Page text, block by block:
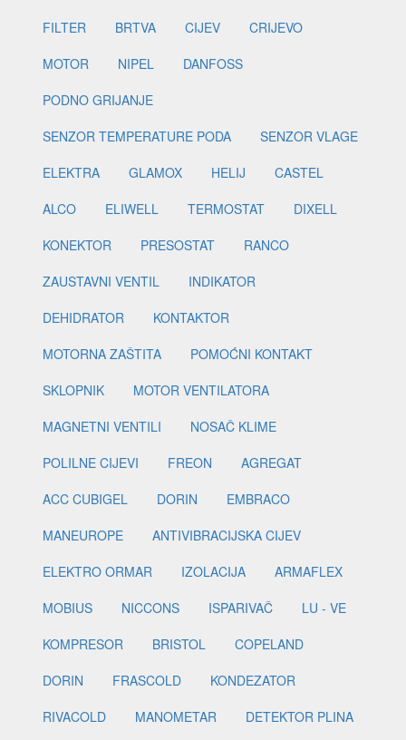
FILTER
BRTVA CIJEV
CRIJEVO
MOTOR
NIPEL
DANFOSS
PODNO GRIJANJE
SENZOR TEMPERATURE PODA
SENZOR VLAGE
ELEKTRA
GLAMOX HELIJ
CASTEL
ALCO
ELIWELL TERMOSTAT
DIXELL
KONEKTOR
PRESOSTAT
RANCO
ZAUSTAVNI VENTIL
INDIKATOR
DEHIDRATOR
KONTAKTOR
MOTORNA ZAŠTITA
POMOĆNI KONTAKT
SKLOPNIK
MOTOR VENTILATORA
MAGNETNI VENTILI
NOSAČ KLIME
POLILNE CIJEVI
FREON
AGREGAT
ACC CUBIGEL
DORIN
EMBRACO
MANEUROPE
ANTIVIBRACIJSKA CIJEV
ELEKTRO ORMAR
IZOLACIJA
ARMAFLEX
MOBIUS
NICCONS ISPARIVAČ
LU - VE
KOMPRESOR
BRISTOL
COPELAND
DORIN
FRASCOLD
KONDEZATOR
RIVACOLD
MANOMETAR DETEKTOR PLINA